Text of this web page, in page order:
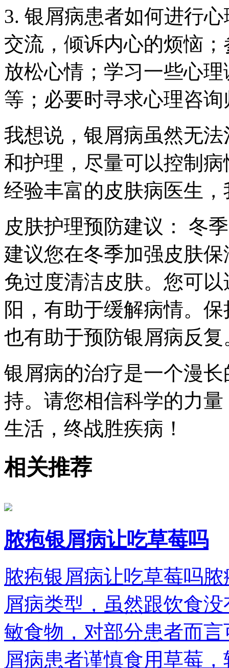
3. 银屑病患者如何进行
交流，倾诉内心的烦恼
放松心情；学习一些心
等；必要时寻求心理咨
我想说，银屑病虽然无
和护理，尽量可以控制
经验丰富的皮肤病医生
皮肤护理预防建议： 冬
建议您在冬季加强皮肤
免过度清洁皮肤。您可
阳，有助于缓解病情。
也有助于预防银屑病反复
银屑病的治疗是一个漫
持。请您相信科学的力
生活，终战胜疾病！
相关推荐
脓疱银屑病让吃草莓吗
脓疱银屑病让吃草莓吗
屑病类型，虽然跟饮食
敏食物，对部分患者而
屑病患者谨慎食用草莓